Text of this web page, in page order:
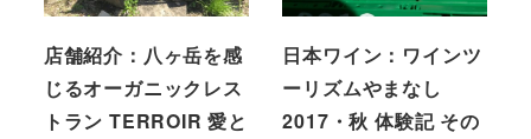
店舗紹介：八ヶ岳を感
じるオーガニックレス
トラン TERROIR 愛と
日本ワイン：ワインツ
ーリズムやまなし
2017・秋 体験記 その